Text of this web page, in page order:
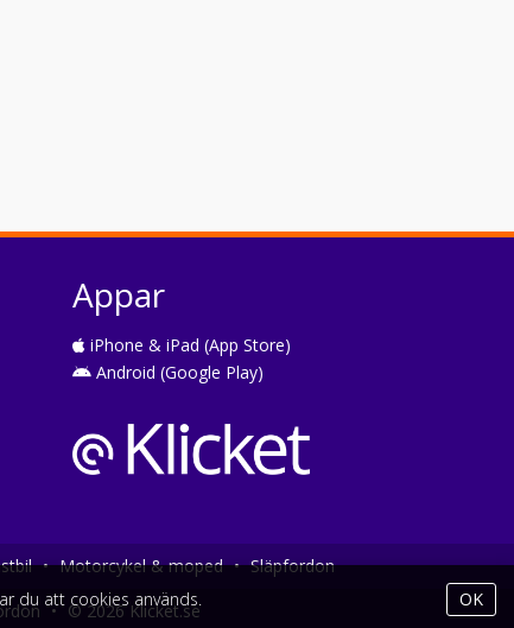
Appar
iPhone & iPad (App Store)
Android (Google Play)
• Motorcykel & moped • Släpfordon
• © 2026 Klicket.se
du att cookies används. OK